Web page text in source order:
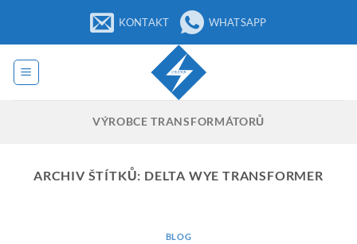
obsah
KONTAKT WHATSAPP
VÝROBCE TRANSFORMÁTORŮ
ARCHIV ŠTÍTKŮ: DELTA WYE TRANSFORMER
BLOG